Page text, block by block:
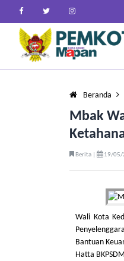
Beranda
Mbak
Berita | 19/05/
Wali Kota
Bantuan
Hatta